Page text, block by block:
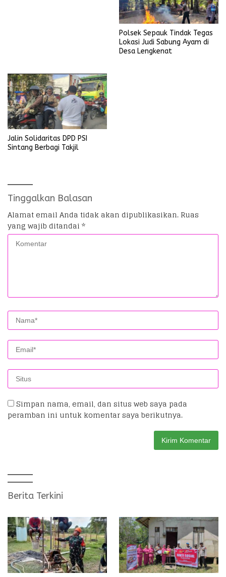
Polsek Sepauk Tindak Tegas
Lokasi Judi Sabung Ayam di
Desa Lengkenat
Jalin Solidaritas DPD PSI
Sintang Berbagi Takjil
Tinggalkan Balasan
Alamat email Anda tidak akan dipublikasikan. Ruas
yang wajib ditandai *
Simpan nama, email, dan situs web saya pada
peramban ini untuk komentar saya berikutnya.
Berita Terkini